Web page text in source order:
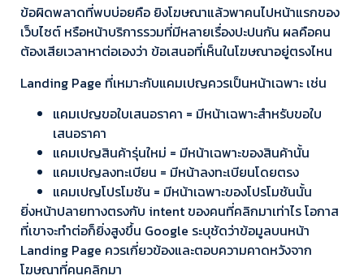
ข้อผิดพลาดที่พบบ่อยคือ ยิงโฆษณาแล้วพาคนไปหน้าแรกของ
เว็บไซต์ หรือหน้าบริการรวมที่มีหลายเรื่องปะปนกัน ผลคือคน
ต้องเสียเวลาหาต่อเองว่า ข้อเสนอที่เห็นในโฆษณาอยู่ตรงไหน
Landing Page ที่เหมาะกับแคมเปญควรเป็นหน้าเฉพาะ เช่น
แคมเปญขอใบเสนอราคา = มีหน้าเฉพาะสำหรับขอใบ
เสนอราคา
แคมเปญสินค้ารุ่นใหม่ = มีหน้าเฉพาะของสินค้านั้น
แคมเปญลงทะเบียน = มีหน้าลงทะเบียนโดยตรง
แคมเปญโปรโมชัน = มีหน้าเฉพาะของโปรโมชันนั้น
ยิ่งหน้าปลายทางตรงกับ intent ของคนที่คลิกมาเท่าไร โอกาส
ที่เขาจะทำต่อก็ยิ่งสูงขึ้น Google ระบุชัดว่าข้อมูลบนหน้า
Landing Page ควรเกี่ยวข้องและตอบความคาดหวังจาก
โฆษณาที่คนคลิกมา